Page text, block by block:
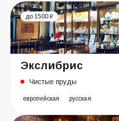
до 1500 ₽
Экслибрис
Чистые пруды
европейская русская